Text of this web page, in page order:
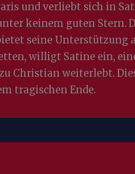
und verliebt sich in
keinem guten Stern.
seine Unterstützung
willigt Satine ein,
Christian weiterlebt.
tragischen Ende.